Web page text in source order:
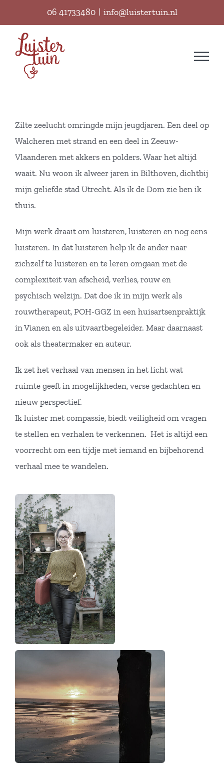
naar
inhoud
06 41733480 | info@luistertuin.nl
Zilte zeelucht omringde mijn jeugdjaren. Een deel op
Walcheren met strand en een deel in Zeeuw-
Vlaanderen met akkers en polders. Waar het altijd
waait. Nu woon ik alweer jaren in Bilthoven, dichtbij
mijn geliefde stad Utrecht. Als ik de Dom zie ben ik
thuis.
Mijn werk draait om luisteren, luisteren en nog eens
luisteren. In dat luisteren help ik de ander naar
zichzelf te luisteren en te leren omgaan met de
complexiteit van afscheid, verlies, rouw en
psychisch welzijn. Dat doe ik in mijn werk als
rouwtherapeut, POH-GGZ in een huisartsenpraktijk
in Vianen en als uitvaartbegeleider. Maar daarnaast
ook als theatermaker en auteur.
Ik zet het verhaal van mensen in het licht wat
ruimte geeft in mogelijkheden, verse gedachten en
nieuw perspectief.
Ik luister met compassie, biedt veiligheid om vragen
te stellen en verhalen te verkennen. Het is altijd een
voorrecht om een tijdje met iemand en bijbehorend
verhaal mee te wandelen.